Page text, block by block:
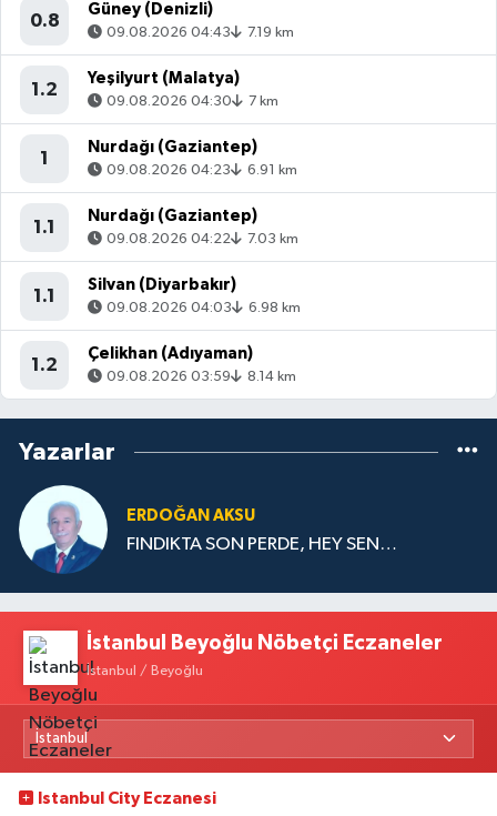
0.8
Güney (Denizli)
09.08.2026 04:43 7.19 km
1.2
Yeşilyurt (Malatya)
09.08.2026 04:30 7 km
1
Nurdağı (Gaziantep)
09.08.2026 04:23 6.91 km
1.1
Nurdağı (Gaziantep)
09.08.2026 04:22 7.03 km
1.1
Silvan (Diyarbakır)
09.08.2026 04:03 6.98 km
1.2
Çelikhan (Adıyaman)
09.08.2026 03:59 8.14 km
Yazarlar
ERDOĞAN AKSU
FINDIKTA SON PERDE, HEY SEN…
İstanbul Beyoğlu Nöbetçi Eczaneler
İstanbul / Beyoğlu
Istanbul City Eczanesi